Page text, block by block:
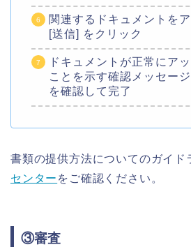
関連するドキュメントを
[送信] をクリック
ドキュメントが正常にア
ことを示す確認メッセー
を確認して完了
書類の提供方法についてのガイド
センター をご確認ください。
③審査